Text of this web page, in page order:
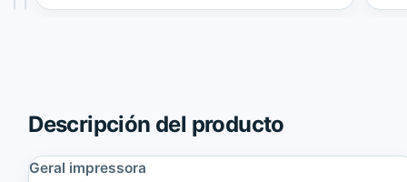
h
0
0
2
h
C
a
a
Descripción del producto
Geral impressora